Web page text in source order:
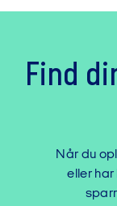
Find
Når du
eller